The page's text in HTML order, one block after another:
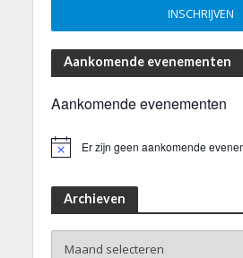
Aankomende evenementen
Aankomende evenementen
Er zijn geen aankomende
Archieven